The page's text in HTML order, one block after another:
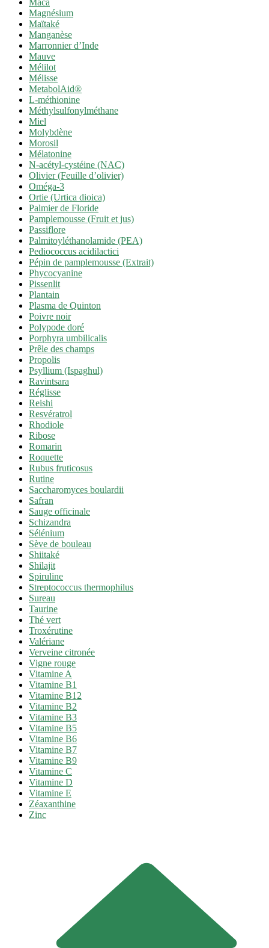
Maca
Magnésium
Maïtaké
Manganèse
Marronnier d’Inde
Mauve
Mélilot
Mélisse
MetabolAid®
L-méthionine
Méthylsulfonylméthane
Miel
Molybdène
Morosil
Mélatonine
N-acétyl-cystéine (NAC)
Olivier (Feuille d’olivier)
Oméga-3
Ortie (Urtica dioica)
Palmier de Floride
Pamplemousse (Fruit et jus)
Passiflore
Palmitoyléthanolamide (PEA)
Pediococcus acidilactici
Pépin de pamplemousse (Extrait)
Phycocyanine
Pissenlit
Plantain
Plasma de Quinton
Poivre noir
Polypode doré
Porphyra umbilicalis
Prêle des champs
Propolis
Psyllium (Ispaghul)
Ravintsara
Réglisse
Reishi
Resvératrol
Rhodiole
Ribose
Romarin
Roquette
Rubus fruticosus
Rutine
Saccharomyces boulardii
Safran
Sauge officinale
Schizandra
Sélénium
Sève de bouleau
Shiitaké
Shilajit
Spiruline
Streptococcus thermophilus
Sureau
Taurine
Thé vert
Troxérutine
Valériane
Verveine citronée
Vigne rouge
Vitamine A
Vitamine B1
Vitamine B12
Vitamine B2
Vitamine B3
Vitamine B5
Vitamine B6
Vitamine B7
Vitamine B9
Vitamine C
Vitamine D
Vitamine E
Zéaxanthine
Zinc